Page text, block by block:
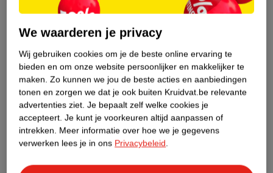
Kruidvat Club
Klantenservice
Over Kruidvat
We waarderen je privacy
Wij gebruiken cookies om je de beste online ervaring te
bieden en om onze website persoonlijker en makkelijker te
maken. Zo kunnen we jou de beste acties en aanbiedingen
tonen en zorgen we dat je ook buiten Kruidvat.be relevante
advertenties ziet. Je bepaalt zelf welke cookies je
accepteert. Je kunt je voorkeuren altijd aanpassen of
intrekken. Meer informatie over hoe we je gegevens
verwerken lees je in ons Privacybeleid.